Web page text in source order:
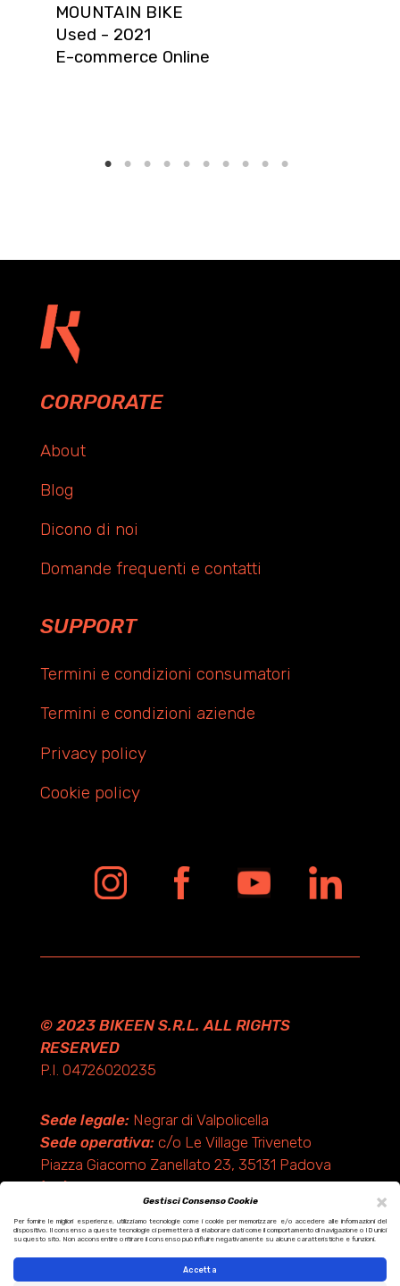
MOUNTAIN BIKE
Used - 2021
E-commerce Online
×
Gestisci Consenso Cookie
Per fornire le migliori esperienze, utilizziamo tecnologie come i cookie per memorizzare e/o accedere alle informazioni del
dispositivo. Il consenso a queste tecnologie ci permetterà di elaborare dati come il comportamento di navigazione o ID unici
su questo sito. Non acconsentire o ritirare il consenso può influire negativamente su alcune caratteristiche e funzioni.
Accetta
CORPORATE
About
Blog
Dicono di noi
Domande frequenti e contatti
SUPPORT
Termini e condizioni consumatori
Termini e condizioni aziende
Privacy policy
Cookie policy
© 2023 BIKEEN S.R.L. ALL RIGHTS
RESERVED
P.I. 04726020235
Sede legale:Negrar di Valpolicella
Sede operativa:c/o Le Village Triveneto
Piazza Giacomo Zanellato 23, 35131 Padova
(PD)
Design by KF ADV
Development by Italix.net